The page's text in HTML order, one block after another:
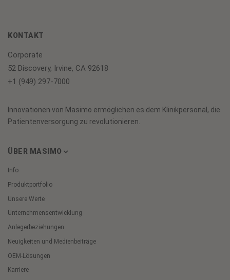
KONTAKT
Corporate
52 Discovery, Irvine, CA 92618
+1 (949) 297-7000
Innovationen von Masimo ermöglichen es dem Klinikpersonal, die
Patientenversorgung zu revolutionieren.
ÜBER MASIMO
Info
Produktportfolio
Unsere Werte
Unternehmensentwicklung
Anlegerbeziehungen
Neuigkeiten und Medienbeiträge
OEM-Lösungen
Karriere